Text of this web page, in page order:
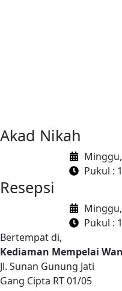
Akad Nikah
Pukul :
Resepsi
Pukul :
Bertempat di,
Kediaman Mempelai
Jl. Sunan Gunung Jati
Gang Cipta RT 01/05